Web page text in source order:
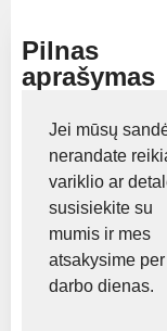
Pilnas
aprašymas
Jei mūsų
nerandate
variklio ar
susisiekite su
mumis ir mes
atsakysime per
darbo dienas.